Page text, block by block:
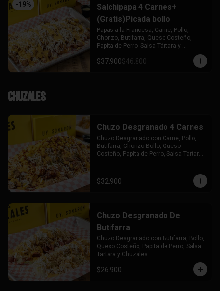
-19%
Salchipapa 4 Carnes+
(Gratis)Picada bollo
Papas a la Francesa, Carne, Pollo,
Chorizo, Butifarra, Queso Costeño,
Papita de Perro, Salsa Tártara y
Chúzales. Acompañado de una Picada
de Bollo (Gratis)
$37.900$46.800
Chuzales
Chuzo Desgranado 4 Carnes
Chuzo Desgranado con Carne, Pollo,
Butifarra, Chorizo Bollo, Queso
Costeño, Papita de Perro, Salsa Tartara
$32.900
Chuzo Desgranado De
Butifarra
Chuzo Desgranado con Butifarra, Bollo,
Queso Costeño, Papita de Perro, Salsa
Tartara y Chuzales.
$26.900